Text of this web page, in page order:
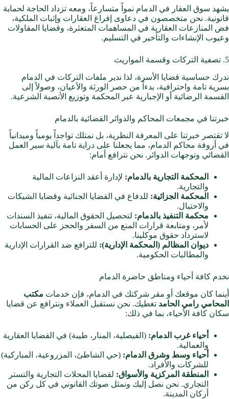
يشهد سوق العقار في الدمام نمواً متسارعاً، ومعه تزداد الحاجة لحماية
قانونية. نحن متخصصون في دعاوى إفراغ العقارات وإثبات الملكية،
فض المنازعات العقارية في المساهمات المتعثرة، وقضايا المقاولات
وعيوب الإنشاءات والتأخير في التسليم.
5. تصفية التركات وقسمة المواريث
ندرك حساسية قضايا الأسرة، لذا ندير ملفات التركات في الدمام
بسرية تامة واحترافية، بدءاً من حصر الورثة والأعيان، وصولاً إلى
القسمة الرضائية أو الإجبارية عبر المحكمة وتوزيع الأنصبة الشرعية.
خبرتنا في مجمعات المحاكم والدوائر القضائية بالدمام
لا تقتصر خبرتنا على المعرفة النظرية، بل نمتلك تواجداً يومياً وميدانياً
في أروقة محاكم الدمام، مما يجعلنا على دراية تامة بآلية سير العمل
القضائي وتوجهات الدوائر. نحن نترافع أمام:
المحكمة التجارية بالدمام: لإدارة أعقد النزاعات المالية
والتجارية.
المحكمة الجزائية: للدفاع في القضايا الجنائية وقضايا الشيكات
والاحتيال.
محكمة التنفيذ بالدمام: لتحصيل الحقوق المالية، تنفيذ السندات
لأمر، ومتابعة قرارات المنع من السفر والحجز على الحسابات
لاسترداد حقوق موكلينا.
ديوان المظالم (المحكمة الإدارية): للترافع ضد القرارات الإدارية
والمطالبات الحكومية.
نخدم كافة أحياء ومناطق حاضرة الدمام
أينما كان موقعك أو مقر شركتك في الدمام، فإن خدمات مكتب
المحامي رامي الحامد تغطيك. نحن نستقبل العملاء ونترافع عن قضايا
سكان كافة الأحياء، بما في ذلك:
أحياء غرب الدمام: (الفيصلية، المنار، طيبة) في القضايا العقارية
والعمالية.
أحياء وسط وشرق الدمام: (حي الشاطئ، المزروعية، المباركية)
للشركات والأفراد.
المنطقة المركزية والأسواق: لقضايا المحلات التجارية والتستر
التجاري. نحن نصل إليك ونمثل صوتك القانوني في كل ركن من
أركان المدينة.